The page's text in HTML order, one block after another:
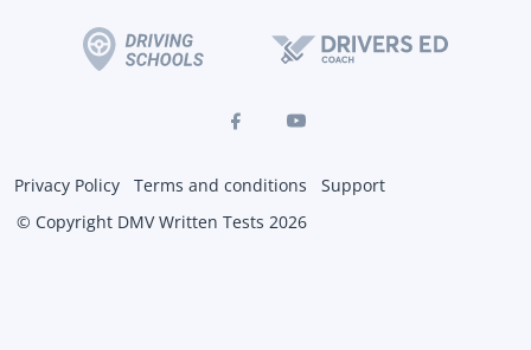
Privacy Policy Terms and conditions
Support
© Copyright DMV Written Tests 2026